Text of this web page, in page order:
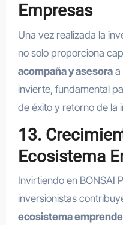
Empresas
Una vez realizada la
no solo proporciona
acompaña y asesoraa
invierte, fundamental
de éxito y retorno de la
13.
Ecosistema
Invirtiendo en BONSAI
inversionistas
ecosistema